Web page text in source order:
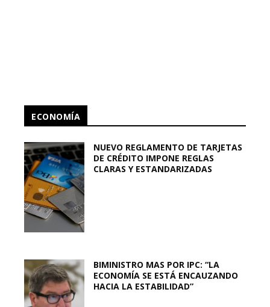
ECONOMÍA
NUEVO REGLAMENTO DE TARJETAS
DE CRÉDITO IMPONE REGLAS
CLARAS Y ESTANDARIZADAS
BIMINISTRO MAS POR IPC: “LA
ECONOMÍA SE ESTÁ ENCAUZANDO
HACIA LA ESTABILIDAD”